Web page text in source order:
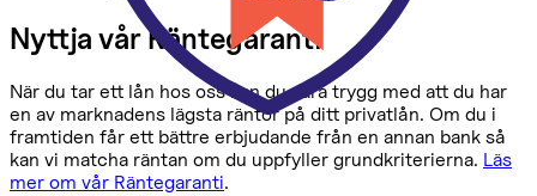
Nyttja vår Räntegaranti
När du tar ett lån hos oss kan du vara trygg med att du har
en av marknadens lägsta räntor på ditt privatlån. Om du i
framtiden får ett bättre erbjudande från en annan bank så
kan vi matcha räntan om du uppfyller grundkriterierna. Läs
mer om vår Räntegaranti.